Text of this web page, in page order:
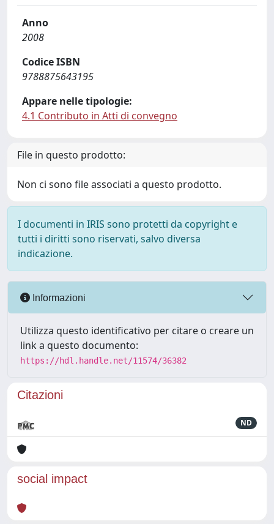
Anno
2008
Codice ISBN
9788875643195
Appare nelle tipologie:
4.1 Contributo in Atti di convegno
File in questo prodotto:
Non ci sono file associati a questo prodotto.
I documenti in IRIS sono protetti da copyright e
tutti i diritti sono riservati, salvo diversa
indicazione.
Informazioni
Utilizza questo identificativo per citare o creare un
link a questo documento:
https://hdl.handle.net/11574/36382
Citazioni
ND
social impact